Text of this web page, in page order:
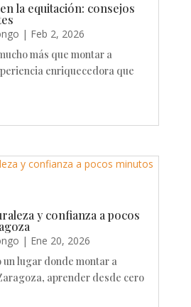
la equitación: consejos
| Feb 2, 2026
más que montar a
enriquecedora que
y confianza a pocos
| Ene 20, 2026
un lugar donde montar a
aprender desde cero